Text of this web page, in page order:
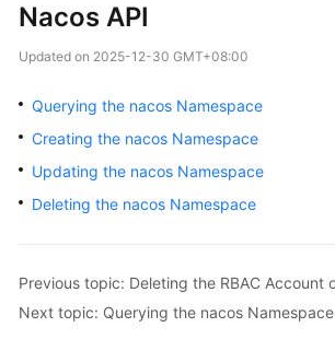
New
Overview
Billing
Getting
User
Nacos API
Updated on 2025-12-30 GMT+08:00
Querying the nacos Namespace
Creating the nacos Namespace
Updating the nacos Namespace
Deleting the nacos Namespace
Next topic: Querying the nacos Namespace